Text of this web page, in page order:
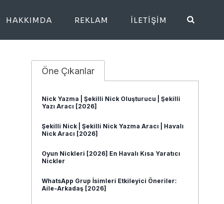
HAKKIMDA REKLAM İLETIŞIM
Öne Çıkanlar
Nick Yazma | Şekilli Nick Oluşturucu | Şekilli
Yazı Aracı [2026]
Şekilli Nick | Şekilli Nick Yazma Aracı | Havalı
Nick Aracı [2026]
Oyun Nickleri [2026] En Havalı Kısa Yaratıcı
Nickler
WhatsApp Grup İsimleri Etkileyici Öneriler:
Aile-Arkadaş [2026]